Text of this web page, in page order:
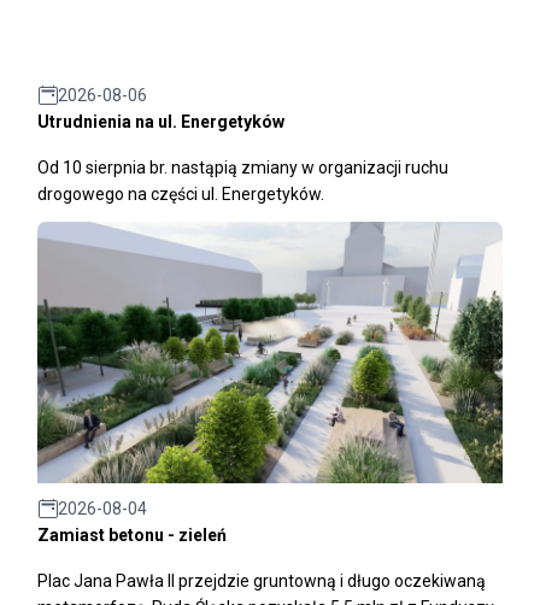
2026-08-06
Utrudnienia na ul. Energetyków
Od 10 sierpnia br. nastąpią zmiany w organizacji ruchu
drogowego na części ul. Energetyków.
2026-08-04
Zamiast betonu - zieleń
Plac Jana Pawła II przejdzie gruntowną i długo oczekiwaną